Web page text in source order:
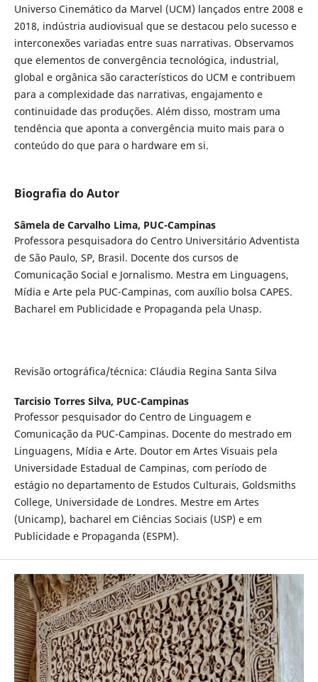
Universo Cinemático da Marvel (UCM) lançados entre 2008 e
2018, indústria audiovisual que se destacou pelo sucesso e
interconexões variadas entre suas narrativas. Observamos
que elementos de convergência tecnológica, industrial,
global e orgânica são característicos do UCM e contribuem
para a complexidade das narrativas, engajamento e
continuidade das produções. Além disso, mostram uma
tendência que aponta a convergência muito mais para o
conteúdo do que para o hardware em si.
Biografia do Autor
Sâmela de Carvalho Lima, PUC-Campinas
Professora pesquisadora do Centro Universitário Adventista
de São Paulo, SP, Brasil. Docente dos cursos de
Comunicação Social e Jornalismo. Mestra em Linguagens,
Mídia e Arte pela PUC-Campinas, com auxílio bolsa CAPES.
Bacharel em Publicidade e Propaganda pela Unasp.
Revisão ortográfica/técnica: Cláudia Regina Santa Silva
Tarcisio Torres Silva, PUC-Campinas
Professor pesquisador do Centro de Linguagem e
Comunicação da PUC-Campinas. Docente do mestrado em
Linguagens, Mídia e Arte. Doutor em Artes Visuais pela
Universidade Estadual de Campinas, com período de
estágio no departamento de Estudos Culturais, Goldsmiths
College, Universidade de Londres. Mestre em Artes
(Unicamp), bacharel em Ciências Sociais (USP) e em
Publicidade e Propaganda (ESPM).